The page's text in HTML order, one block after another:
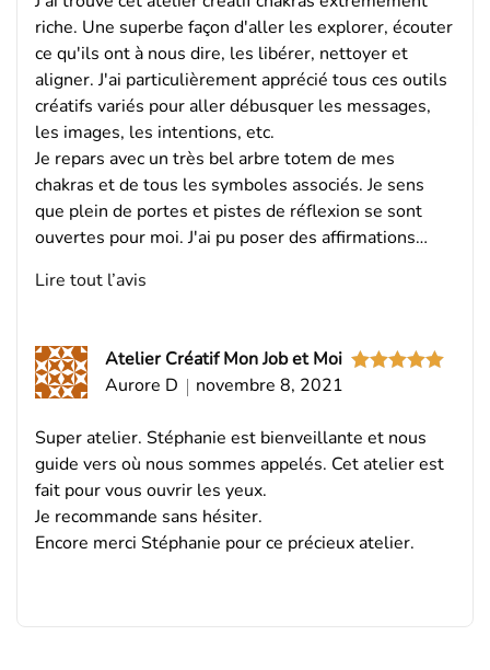
riche. Une superbe façon d'aller les explorer, écouter
ce qu'ils ont à nous dire, les libérer, nettoyer et
aligner. J'ai particulièrement apprécié tous ces outils
créatifs variés pour aller débusquer les messages,
les images, les intentions, etc.
Je repars avec un très bel arbre totem de mes
chakras et de tous les symboles associés. Je sens
que plein de portes et pistes de réflexion se sont
ouvertes pour moi. J'ai pu poser des affirmations…
Lire tout l’avis
Atelier Créatif Mon Job et Moi
Aurore D
novembre 8, 2021
Super atelier. Stéphanie est bienveillante et nous
guide vers où nous sommes appelés. Cet atelier est
fait pour vous ouvrir les yeux.
Je recommande sans hésiter.
Encore merci Stéphanie pour ce précieux atelier.